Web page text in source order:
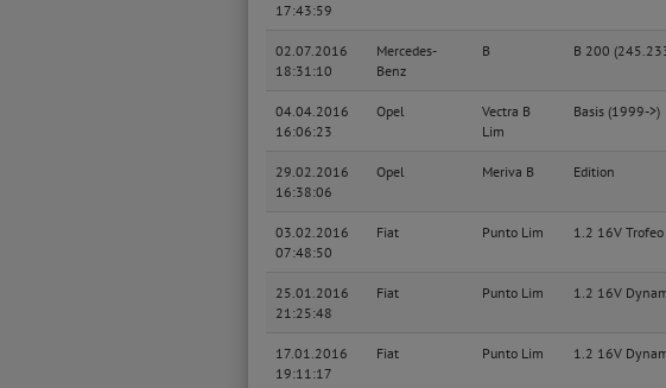
17:43:59
02.07.2016
18:31:10
Mercedes-
Benz
B B 200
04.04.2016
16:06:23
Opel
Vectra B
Lim
Basis (1999->)
29.02.2016
16:38:06
Opel Meriva B Edition
03.02.2016
07:48:50
Fiat Punto Lim 1.2 16V Trofeo
25.01.2016
21:25:48
Fiat Punto Lim 1.2 16V
17.01.2016
19:11:17
Fiat Punto Lim 1.2 16V